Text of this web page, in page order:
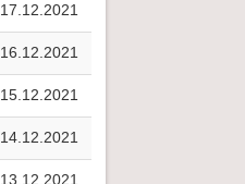
17.12.2021
16.12.2021
15.12.2021
14.12.2021
13.12.2021